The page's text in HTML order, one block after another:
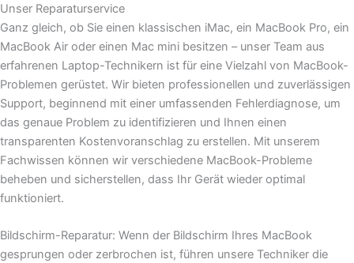
Unser Reparaturservice
Ganz gleich, ob Sie einen klassischen iMac, ein MacBook Pro, ein
MacBook Air oder einen Mac mini besitzen – unser Team aus
erfahrenen Laptop-Technikern ist für eine Vielzahl von MacBook-
Problemen gerüstet. Wir bieten professionellen und zuverlässigen
Support, beginnend mit einer umfassenden Fehlerdiagnose, um
das genaue Problem zu identifizieren und Ihnen einen
transparenten Kostenvoranschlag zu erstellen. Mit unserem
Fachwissen können wir verschiedene MacBook-Probleme
beheben und sicherstellen, dass Ihr Gerät wieder optimal
funktioniert.
Bildschirm-Reparatur: Wenn der Bildschirm Ihres MacBook
gesprungen oder zerbrochen ist, führen unsere Techniker die